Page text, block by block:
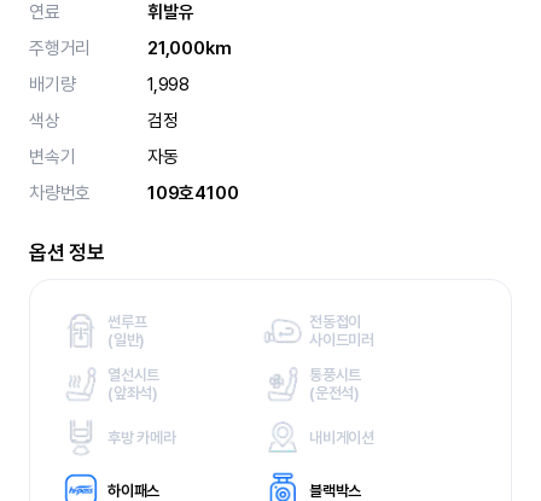
연료
휘발유
주행거리
21,000km
배기량
1,998
색상
검정
변속기
자동
차량번호
109호4100
옵션 정보
썬루프
(일반)
전동접이
사이드미러
열선시트
(앞좌석)
통풍시트
(운전석)
후방 카메라 내비게이션
하이패스 블랙박스